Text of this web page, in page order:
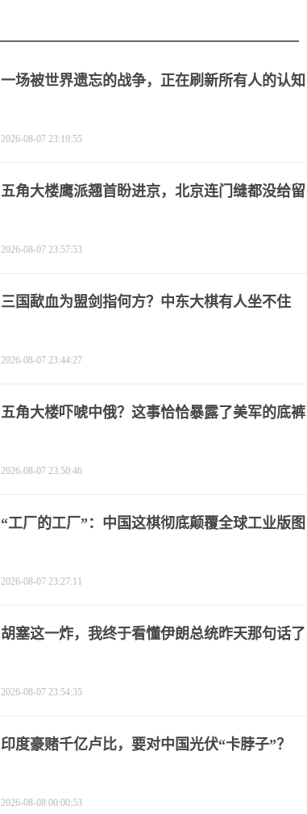
一场被世界遗忘的战争，正在刷新所有人的认知
2026-08-07 23:19:55
五角大楼鹰派翘首盼进京，北京连门缝都没给留
2026-08-07 23:57:53
三国歃血为盟剑指何方？中东大棋有人坐不住
2026-08-07 23:44:27
五角大楼吓唬中俄？这事恰恰暴露了美军的底裤
2026-08-07 23:50:46
“工厂的工厂”：中国这棋彻底颠覆全球工业版图
2026-08-07 23:27:11
胡塞这一炸，我终于看懂伊朗总统昨天那句话了
2026-08-07 23:54:35
印度豪赌千亿卢比，要对中国光伏“卡脖子”？
2026-08-08 00:00:53